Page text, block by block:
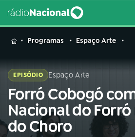
MENU
Buscar
na
Rádio
Nacional
Buscar
Programas Espaço Arte
EPISÓDIO Espaço Arte
Forró Cobogó
Nacional do
do Choro